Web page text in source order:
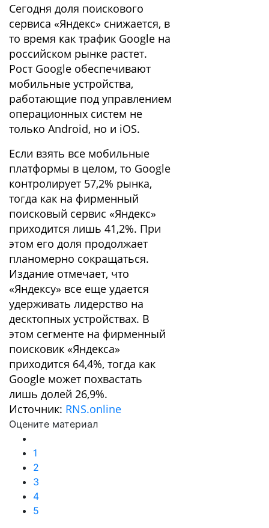
Сегодня доля поискового
сервиса «Яндекс» снижается, в
то время как трафик Google на
российском рынке растет.
Рост Google обеспечивают
мобильные устройства,
работающие под управлением
операционных систем не
только Android, но и iOS.
Если взять все мобильные
платформы в целом, то Google
контролирует 57,2% рынка,
тогда как на фирменный
поисковый сервис «Яндекс»
приходится лишь 41,2%. При
этом его доля продолжает
планомерно сокращаться.
Издание отмечает, что
«Яндексу» все еще удается
удерживать лидерство на
десктопных устройствах. В
этом сегменте на фирменный
поисковик «Яндекса»
приходится 64,4%, тогда как
Google может похвастать
лишь долей 26,9%.
Источник: RNS.online
Оцените материал
1
2
3
4
5